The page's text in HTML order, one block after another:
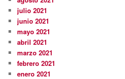
julio 2021
junio 2021
mayo 2021
abril 2021
marzo 2021
febrero 2021
enero 2021